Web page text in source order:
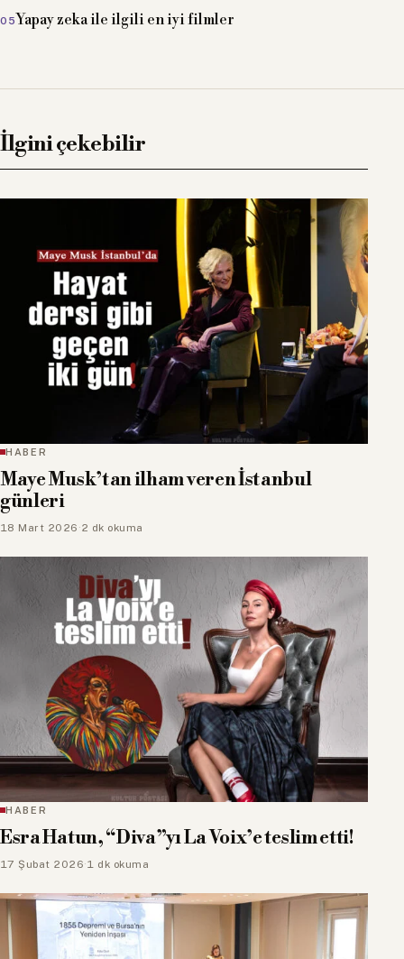
Yapay zeka ile ilgili en iyi filmler
İlgini çekebilir
HABER
Maye Musk’tan ilham veren İstanbul
günleri
18 Mart 2026 ·2 dk okuma
HABER
Esra Hatun, “Diva”yı La Voix’e teslim etti!
17 Şubat 2026·1 dk okuma